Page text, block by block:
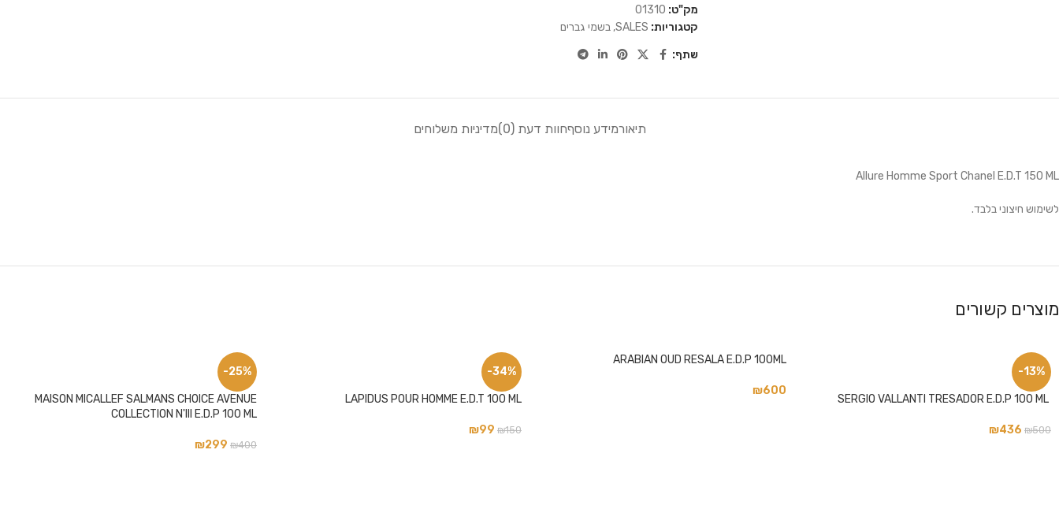
מק"ט: 01310
קטגוריות: SALES
, בשמי גברים
שתף:
תיאורמידע נוסףחוות דעת (0) מדיניות משלוחים
Allure Homme Sport Chanel E.D.T 150 ML
לשימוש חיצוני בלבד.
מוצרים קשורים
-13%
₪500
₪436
ARABIAN OUD RESALA E.D.P 100ML
₪600
-34%
LAPIDUS POUR HOMME E.D.T 100 ML
₪150
₪99
-25%
MAISON MICALLEF SALMANS CHOICE AVENUE
COLLECTION N'III E.D.P 100 ML
₪400
₪299
פייסבוק
אינסטגרם